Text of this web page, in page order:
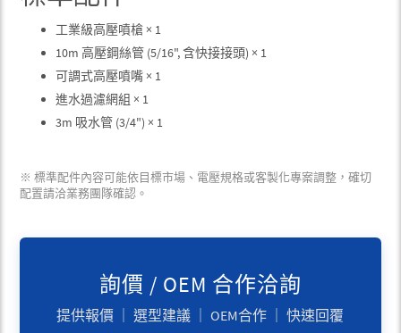
工業級高壓噴槍 × 1
10m 高壓鋼絲管 (5/16", 含快接接頭) × 1
可調式高壓噴嘴 × 1
進水過濾網組 × 1
3m 吸水管 (3/4") × 1
※ 標準配件內容可能依目標市場、電壓規格或客製化專案調整，確切
配置請洽業務團隊確認。
詢價 / OEM 合作洽詢
提供報價 ｜ 選型建議 ｜ OEM合作 ｜ 快速回覆